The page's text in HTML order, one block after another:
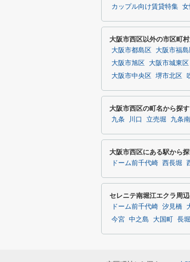
カップル向け賃貸特集
大阪市西区以外の市区町
大阪市都島区 大阪市福島
大阪市旭区
大阪市城東区
大阪市中央区
堺市北区
大阪市西区の町名から探す
九条 川口 立売堀 九条南
大阪市西区にある駅から
ドーム前千代崎 西長堀
セレニテ南堀江エクラ周
ドーム前千代崎 汐見橋
今宮 中之島 大国町 長